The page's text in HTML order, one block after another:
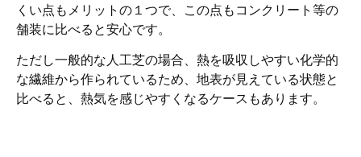
くい点もメリットの１つで、この点もコンクリート等の
舗装に比べると安心です。
ただし一般的な人工芝の場合、熱を吸収しやすい化学的
な繊維から作られているため、地表が見えている状態と
比べると、熱気を感じやすくなるケースもあります。